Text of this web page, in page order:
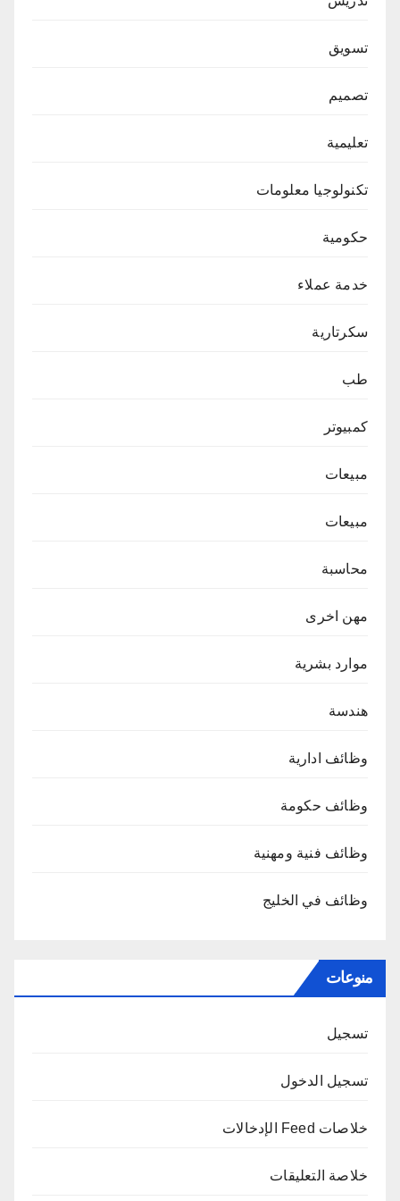
تسويق
تصميم
تعليمية
تكنولوجيا معلومات
حكومية
خدمة عملاء
سكرتارية
طب
كمبيوتر
مبيعات
مبيعات
محاسبة
مهن اخرى
موارد بشرية
هندسة
وظائف ادارية
وظائف حكومة
وظائف فنية ومهنية
وظائف في الخليج
منوعات
تسجيل
تسجيل الدخول
خلاصات Feed الإدخالات
خلاصة التعليقات